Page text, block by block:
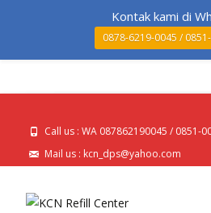
Call us : WA 087862190045 / 0851-
Mail us : kcn_dps@yahoo.com
Kontak kami di
0878-6219-0045 /